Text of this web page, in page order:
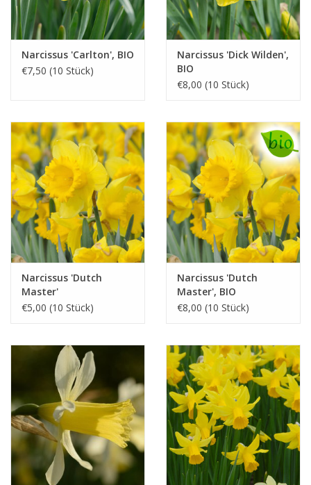
Narcissus 'Carlton', BIO
€7,50 (10 Stück)
Narcissus 'Dick Wilden',
BIO
€8,00 (10 Stück)
Narcissus 'Dutch
Master'
€5,00 (10 Stück)
Narcissus 'Dutch
Master', BIO
€8,00 (10 Stück)